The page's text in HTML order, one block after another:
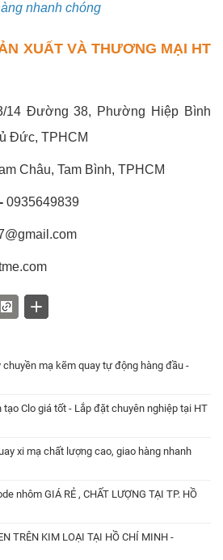
nhanh chóng
XUẤT VÀ THƯƠNG MẠI HT
14 Đường 38, Phường Hiệp Bình
Đức, TPHCM
Châu, Tam Bình, TPHCM
- 0935649839
mạ kẽm quay tự động hàng đầu -
Clo giá tốt - Lắp đặt chuyên nghiệp tại HT
xi mạ chất lượng cao, giao hàng nhanh
nhôm GIÁ RẺ , CHẤT LƯỢNG TẠI TP. HỒ
TRÊN KIM LOẠI TẠI HỒ CHÍ MINH -